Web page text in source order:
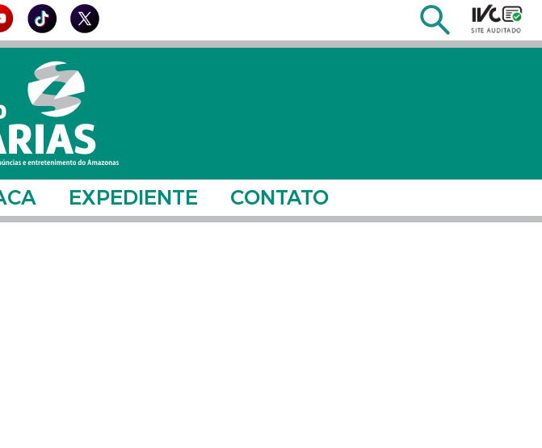
EXPEDIENTE CONTATO